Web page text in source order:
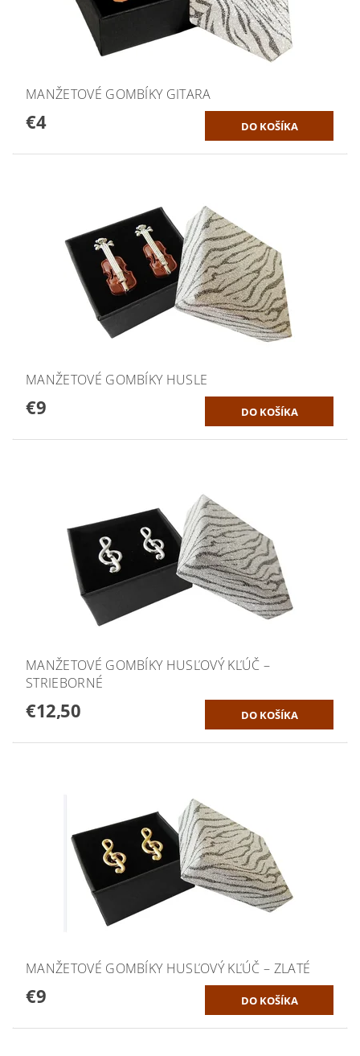
MANŽETOVÉ GOMBÍKY GITARA
€4
MANŽETOVÉ GOMBÍKY HUSLE
€9
MANŽETOVÉ GOMBÍKY HUSĽOVÝ KĽÚČ –
STRIEBORNÉ
€12,50
MANŽETOVÉ GOMBÍKY HUSĽOVÝ KĽÚČ – ZLATÉ
€9